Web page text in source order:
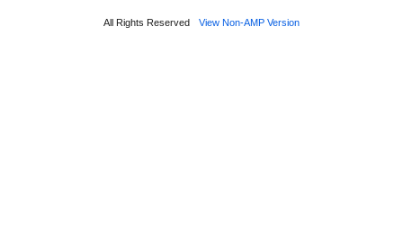
All Rights Reserved View Non-AMP Version